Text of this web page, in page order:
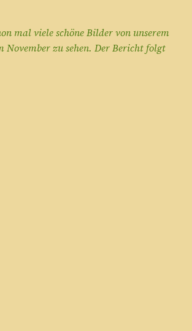
mal viele schöne Bilder von unserem
November zu sehen. Der Bericht folgt